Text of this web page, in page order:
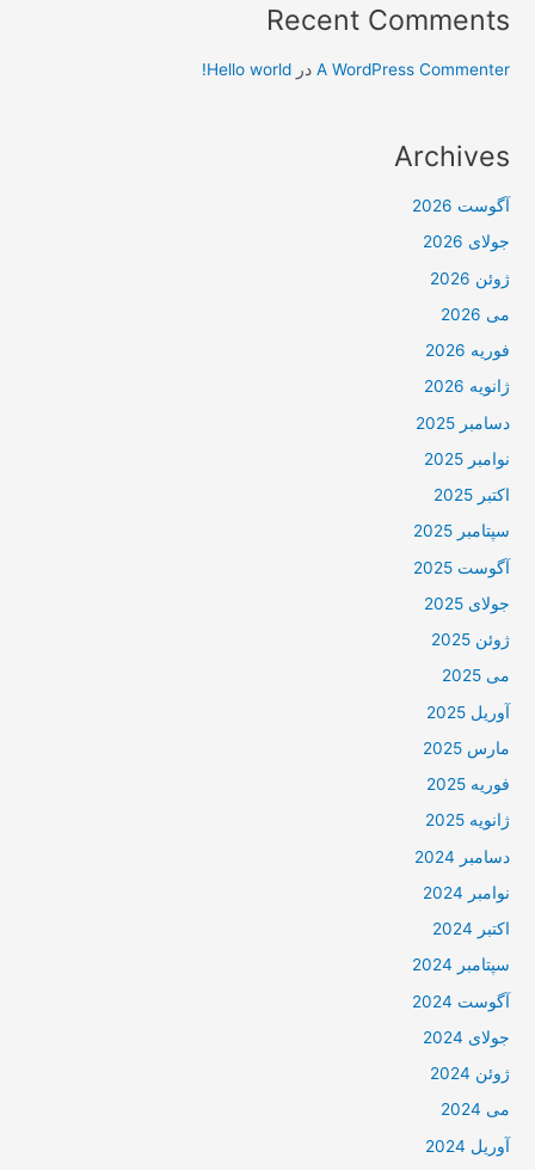
Recent Comments
A WordPress Commenter درHello world!
Archives
آگوست 2026
جولای 2026
ژوئن 2026
می 2026
فوریه 2026
ژانویه 2026
دسامبر 2025
نوامبر 2025
اکتبر 2025
سپتامبر 2025
آگوست 2025
جولای 2025
ژوئن 2025
می 2025
آوریل 2025
مارس 2025
فوریه 2025
ژانویه 2025
دسامبر 2024
نوامبر 2024
اکتبر 2024
سپتامبر 2024
آگوست 2024
جولای 2024
ژوئن 2024
می 2024
آوریل 2024